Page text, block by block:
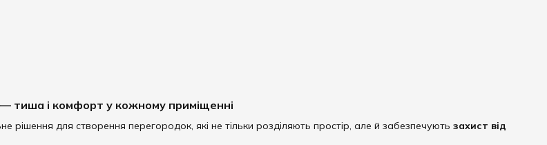
тиша і комфорт у кожному приміщенні
рішення для створення перегородок, які не тільки розділяють простір, але й забезпечують захист від